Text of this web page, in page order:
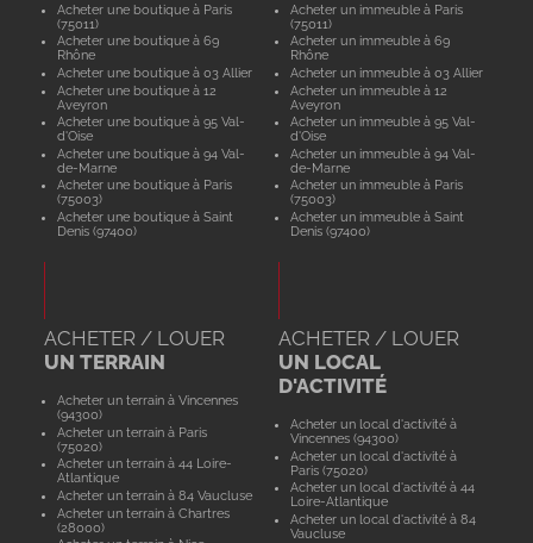
Acheter une boutique à Paris
(75011)
Acheter une boutique à 69
Rhône
Acheter une boutique à 03 Allier
Acheter une boutique à 12
Aveyron
Acheter une boutique à 95 Val-
d'Oise
Acheter une boutique à 94 Val-
de-Marne
Acheter une boutique à Paris
(75003)
Acheter une boutique à Saint
Denis (97400)
Acheter un immeuble à Paris
(75011)
Acheter un immeuble à 69
Rhône
Acheter un immeuble à 03 Allier
Acheter un immeuble à 12
Aveyron
Acheter un immeuble à 95 Val-
d'Oise
Acheter un immeuble à 94 Val-
de-Marne
Acheter un immeuble à Paris
(75003)
Acheter un immeuble à Saint
Denis (97400)
ACHETER / LOUER
UN TERRAIN
Acheter un terrain à Vincennes
(94300)
Acheter un terrain à Paris
(75020)
Acheter un terrain à 44 Loire-
Atlantique
Acheter un terrain à 84 Vaucluse
Acheter un terrain à Chartres
(28000)
ACHETER / LOUER
UN LOCAL
D'ACTIVITÉ
Acheter un local d'activité à
Vincennes (94300)
Acheter un local d'activité à
Paris (75020)
Acheter un local d'activité à 44
Loire-Atlantique
Acheter un local d'activité à 84
Vaucluse